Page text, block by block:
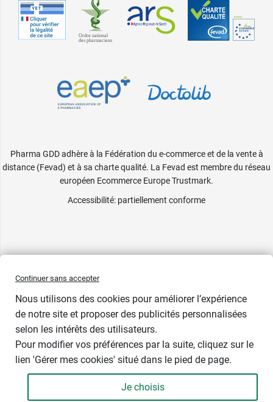
Contenance : 200 ml
-
11,24 €
Pharma GDD adhère à la Fédération du e-commerce et de la vente à
distance (Fevad) et à sa charte qualité. La Fevad est membre du réseau
européen Ecommerce Europe Trustmark.
Accessibilité: partiellement conforme
Continuer sans accepter
Nous utilisons des cookies pour améliorer l’expérience
de notre site et proposer des publicités personnalisées
selon les intérêts des utilisateurs.
Pour modifier vos préférences par la suite, cliquez sur le
lien 'Gérer mes cookies' situé dans le pied de page.
Je choisis